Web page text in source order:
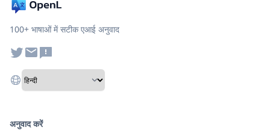
100+ भाषाओं में सटीक एआई अनुवाद
अनुवाद करें